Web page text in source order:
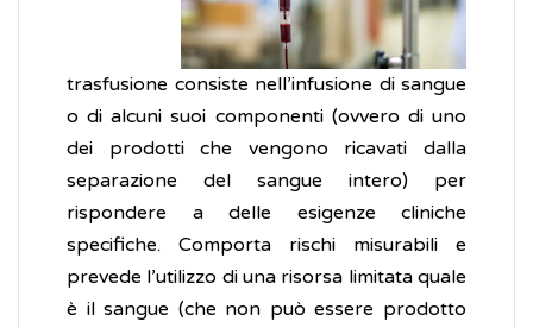
trasfusione consiste nell’infusione di sangue
o di alcuni suoi componenti (ovvero di uno
dei prodotti che vengono ricavati dalla
separazione del sangue intero) per
rispondere a delle esigenze cliniche
specifiche. Comporta rischi misurabili e
prevede l’utilizzo di una risorsa limitata quale
è il sangue (che non può essere prodotto